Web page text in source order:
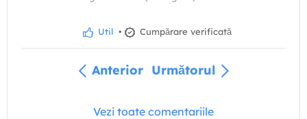
Util • Cumpărare verificată
Anterior Următorul
Vezi toate comentariile